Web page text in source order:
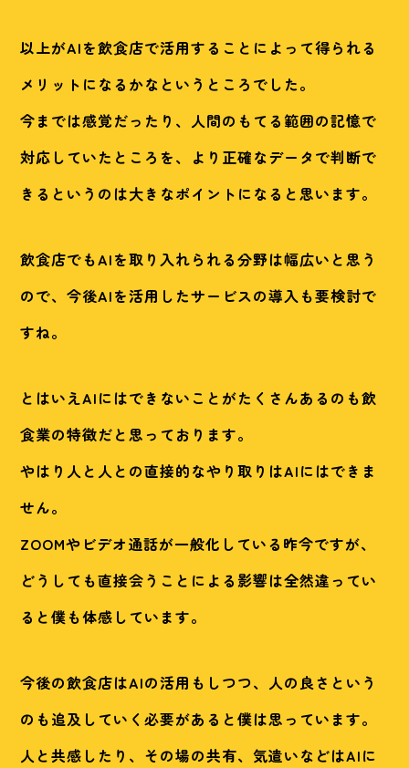
以上がAIを飲食店で活用することによって得られる
メリットになるかなというところでした。
今までは感覚だったり、人間のもてる範囲の記憶で
対応していたところを、より正確なデータで判断で
きるというのは大きなポイントになると思います。
飲食店でもAIを取り入れられる分野は幅広いと思う
ので、今後AIを活用したサービスの導入も要検討で
すね。
とはいえAIにはできないことがたくさんあるのも飲
食業の特徴だと思っております。
やはり人と人との直接的なやり取りはAIにはできま
せん。
ZOOMやビデオ通話が一般化している昨今ですが、
どうしても直接会うことによる影響は全然違ってい
ると僕も体感しています。
今後の飲食店はAIの活用もしつつ、人の良さという
のも追及していく必要があると僕は思っています。
人と共感したり、その場の共有、気遣いなどはAIに